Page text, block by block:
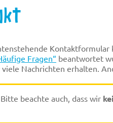
Kontaktformular
Fragen“ beantwortet
viele Nachrichten erhalten.
Bitte beachte auch, dass wir